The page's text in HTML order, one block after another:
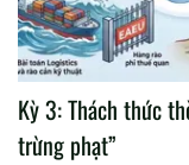
Kỳ 3: Thách thức
trừng phạt”